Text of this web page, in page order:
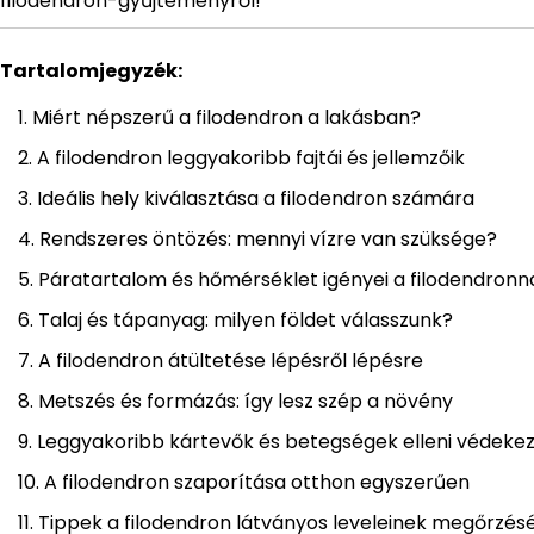
Tartalomjegyzék:
Miért népszerű a filodendron a lakásban?
A filodendron leggyakoribb fajtái és jellemzőik
Ideális hely kiválasztása a filodendron számára
Rendszeres öntözés: mennyi vízre van szüksége?
Páratartalom és hőmérséklet igényei a
Talaj és tápanyag: milyen földet válasszunk?
A filodendron átültetése lépésről lépésre
Metszés és formázás: így lesz szép a növény
Leggyakoribb kártevők és betegségek elleni
A filodendron szaporítása otthon egyszerűen
Tippek a filodendron látványos leveleinek